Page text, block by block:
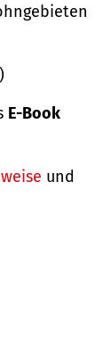
E-Book
und